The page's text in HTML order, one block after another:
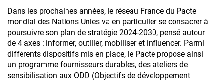
Dans les prochaines années, le réseau France du Pacte
mondial des Nations Unies va en particulier se consacrer à
poursuivre son plan de stratégie 2024-2030, pensé autour
de 4 axes : informer, outiller, mobiliser et influencer. Parmi
différents dispositifs mis en place, le Pacte propose ainsi
un programme fournisseurs durables, des ateliers de
sensibilisation aux ODD (Objectifs de développement